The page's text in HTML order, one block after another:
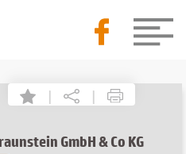
| |
GmbH & Co KG